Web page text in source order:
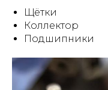
Щётки
Коллектор
Подшипники